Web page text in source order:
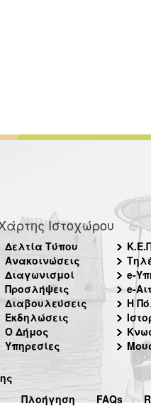
Ιστοχώρου
Δελτία Τύπου
Ανακοινώσεις
Διαγωνισμοί
Προσλήψεις
Διαβουλεύσεις
Εκδηλώσεις
Ο Δήμος
Υπηρεσίες
e-
e-
Η
Πλοήγηση FAQs